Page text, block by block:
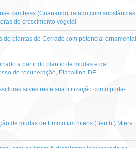
cambess (Guanandi) tratado com substâncias
do crescimento vegetal
de plantas do Cerrado com potencial ornamental
a partir do plantio de mudas e da
de recuperação, Planaltina-DF
silvestres e sua utilização como porta-
de mudas de Emmotum nitens (Benth.) Miers